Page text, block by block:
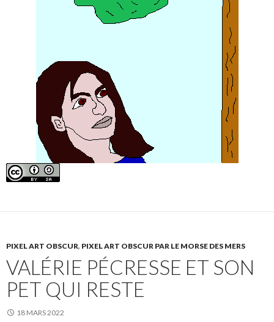
PIXEL ART OBSCUR, PIXEL ART OBSCUR PAR LE MORSE DES MERS
VALÉRIE PÉCRESSE ET SON
PET QUI RESTE
18 MARS 2022